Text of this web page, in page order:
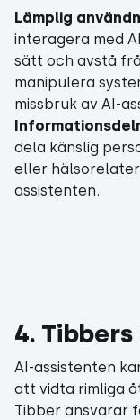
Lämplig
interagera med
sätt och avstå
manipulera
missbruk av AI-
dela känslig
eller
assistenten.
4.
AI-assistenten
att vidta rimliga
Tibber ansvarar